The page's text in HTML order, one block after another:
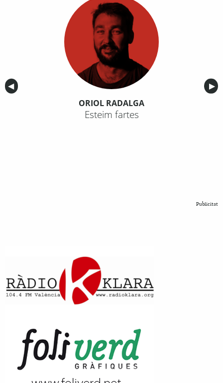
Anterior
◀︎ ▶︎
ORIOL RADALGA
Esteim fartes
Publicitat